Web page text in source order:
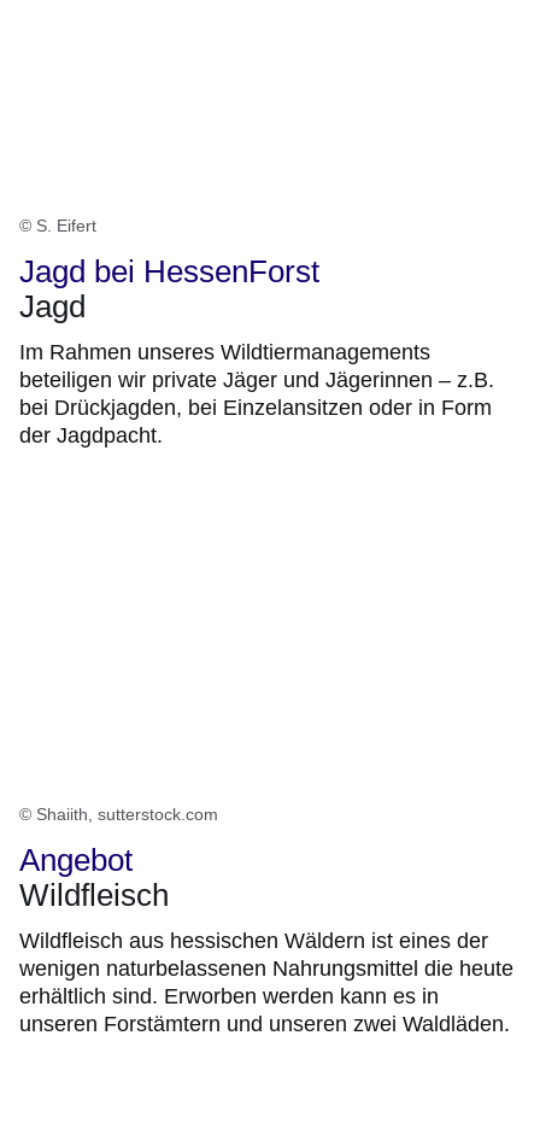
© S. Eifert
Jagd bei HessenForst
Jagd
Im Rahmen unseres Wildtiermanagements
beteiligen wir private Jäger und Jägerinnen – z.B.
bei Drückjagden, bei Einzelansitzen oder in Form
der Jagdpacht.
© Shaiith, sutterstock.com
Angebot
Wildfleisch
Wildfleisch aus hessischen Wäldern ist eines der
wenigen naturbelassenen Nahrungsmittel die heute
erhältlich sind. Erworben werden kann es in
unseren Forstämtern und unseren zwei Waldläden.